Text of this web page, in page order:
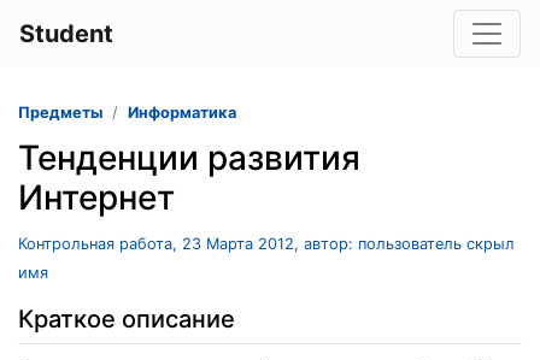
Student
Предметы Информатика
Тенденции развития
Интернет
Контрольная работа, 23 Марта 2012, автор: пользователь скрыл
имя
Краткое описание